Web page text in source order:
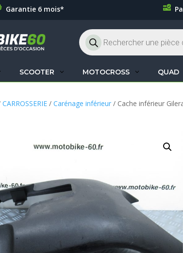
Garantie 6 mois*
Recherche
de
produits
SCOOTER MOTOCROSS QUAD
CARROSSERIE /Carénage inférieur / Cache inférieur